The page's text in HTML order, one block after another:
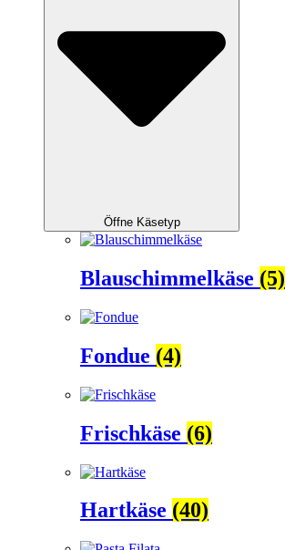
Öffne Käsetyp
Blauschimmelkäse (5)
Fondue (4)
Frischkäse (6)
Hartkäse (40)